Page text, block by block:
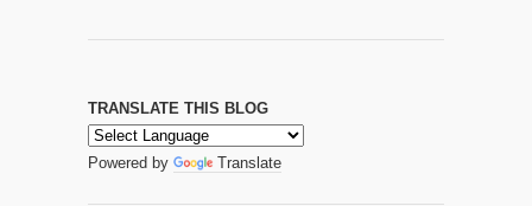
TRANSLATE THIS BLOG
Powered by Translate